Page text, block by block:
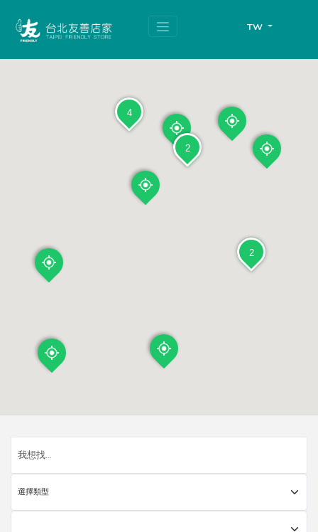
TW
4
2
2